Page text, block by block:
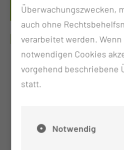
TUMORE
Diagnostik von
Schädelbasis
Überwachungszwecken,
auch ohne
verarbeitet werden. Wenn
notwendigen Cookies
vorgehend beschriebene
statt.
Notwendig